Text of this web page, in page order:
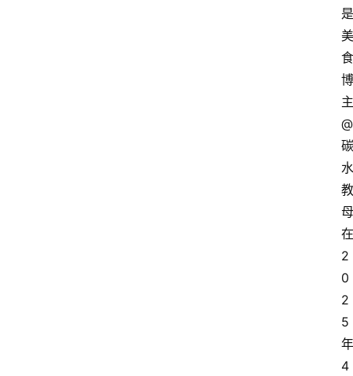
是
美
食
博
主
@
碳
水
教
母
在
2
0
2
5
年
4